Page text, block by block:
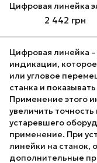
2 442 грн
Цифровая линейка
индикации,
или угловое
станка и
Применение этого
увеличить
устаревшего
применение. При
линейки на станок,
дополнительные